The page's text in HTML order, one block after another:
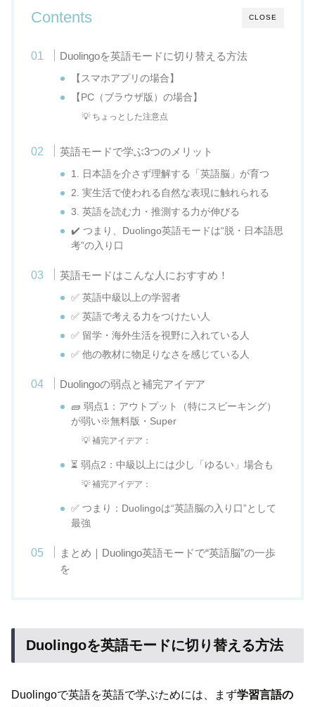
CLOSE
Contents
Duolingoを英語モードに切り替える方法
【スマホアプリの場合】
【PC（ブラウザ版）の場合】
💡 ちょっとした注意点
英語モードで学ぶ3つのメリット
1. 日本語を介さず理解する「英語脳」が育つ
2. 実生活で使われる自然な表現に触れられる
3. 英語を読む力・推測する力が伸びる
✔️ つまり、Duolingo英語モードは“脱・日本語思
考”の入り口
英語モードはこんな人におすすめ！
✅ 英語中級以上の学習者
✅ 英語で考える力をつけたい人
✅ 留学・海外生活を視野に入れている人
✅ 他の教材に物足りなさを感じている人
Duolingoの弱点と補完アイデア
🧱 弱点1：アウトプット（特にスピーキング）
が弱い※無料版・Super
💡 補完アイデア：
⏳ 弱点2：中級以上には少し「ゆるい」場合も
💡 補完アイデア：
✅ つまり：Duolingoは“英語脳の入り口”として
最強
まとめ｜Duolingo英語モードで“英語脳”の一歩
を
Duolingoを英語モードに切り替える方法
Duolingoで英語を英語で学ぶためには、まず学習言語の